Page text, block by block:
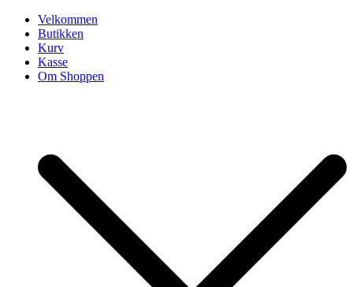
Skip
content
Velkommen
Butikken
Kurv
Kasse
Om Shoppen